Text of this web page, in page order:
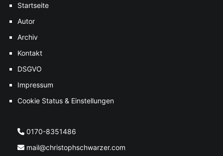
Startseite
Autor
Archiv
Kontakt
DSGVO
Impressum
Cookie Status & Einstellungen
0170-8351486
mail@christophschwarzer.com